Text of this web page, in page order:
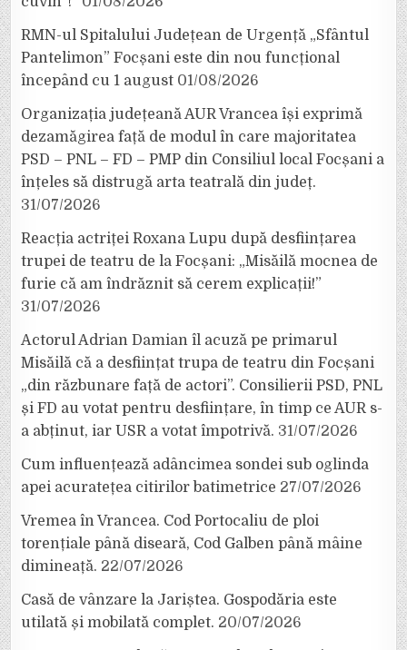
RMN-ul Spitalului Județean de Urgență „Sfântul
Pantelimon” Focșani este din nou funcțional
începând cu 1 august 01/08/2026
Organizația județeană AUR Vrancea își exprimă
dezamăgirea față de modul în care majoritatea
PSD – PNL – FD – PMP din Consiliul local Focșani a
înțeles să distrugă arta teatrală din județ.
31/07/2026
Reacția actriței Roxana Lupu după desființarea
trupei de teatru de la Focșani: „Misăilă mocnea de
furie că am îndrăznit să cerem explicații!”
31/07/2026
Actorul Adrian Damian îl acuză pe primarul
Misăilă că a desființat trupa de teatru din Focșani
„din răzbunare față de actori”. Consilierii PSD, PNL
și FD au votat pentru desființare, în timp ce AUR s-
a abținut, iar USR a votat împotrivă. 31/07/2026
Cum influențează adâncimea sondei sub oglinda
apei acuratețea citirilor batimetrice 27/07/2026
Vremea în Vrancea. Cod Portocaliu de ploi
torențiale până diseară, Cod Galben până mâine
dimineață. 22/07/2026
Casă de vânzare la Jariștea. Gospodăria este
utilată și mobilată complet. 20/07/2026